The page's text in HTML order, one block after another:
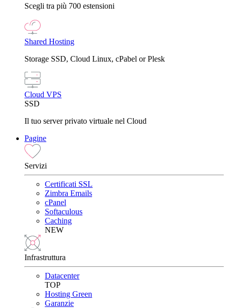
Scegli tra più 700 estensioni
Shared Hosting
Storage SSD, Cloud Linux, cPabel or Plesk
Cloud VPS
SSD
Il tuo server privato virtuale nel Cloud
Pagine
Servizi
Certificati SSL
Zimbra Emails
cPanel
Softaculous
Caching
NEW
Infrastruttura
Datacenter
TOP
Hosting Green
Garanzie